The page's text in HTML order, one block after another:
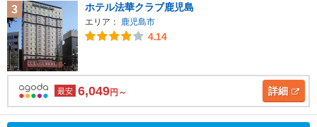
3 ホテル法華クラブ鹿児島
エリア： 鹿児島市
4.14
最安 6,049円～ 詳細